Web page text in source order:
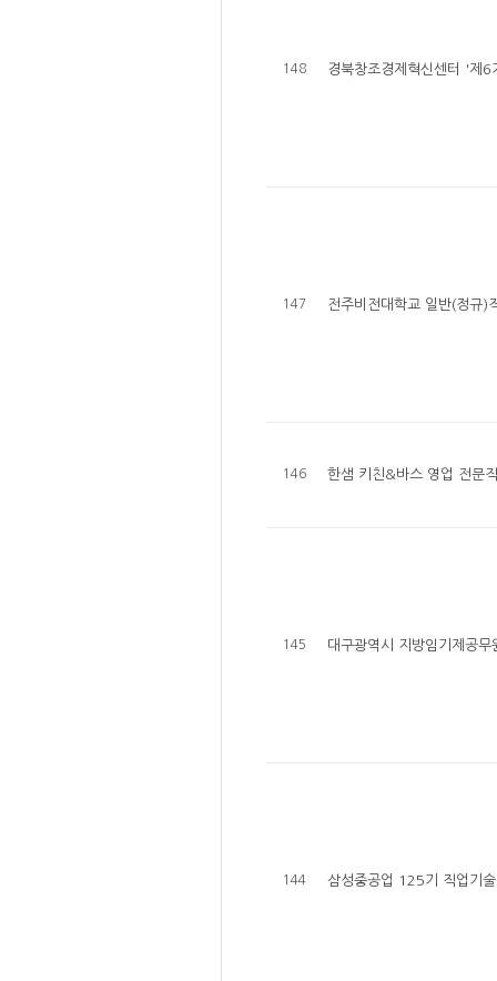
148 경북창조경제혁신센터 '제
147 전주비전대학교 일반(정규)
146 한샘 키친&바스 영업 전문
145 대구광역시 지방임기제공무
144 삼성중공업 125기 직업기